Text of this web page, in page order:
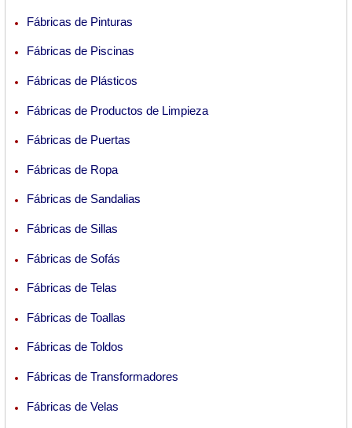
Fábricas de Pinturas
Fábricas de Piscinas
Fábricas de Plásticos
Fábricas de Productos de Limpieza
Fábricas de Puertas
Fábricas de Ropa
Fábricas de Sandalias
Fábricas de Sillas
Fábricas de Sofás
Fábricas de Telas
Fábricas de Toallas
Fábricas de Toldos
Fábricas de Transformadores
Fábricas de Velas